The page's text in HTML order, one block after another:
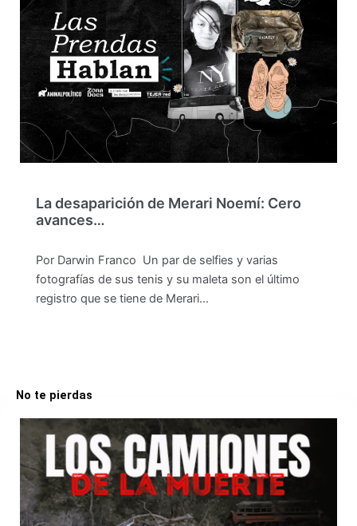
La desaparición de Merari Noemí: Cero
avances…
Por Darwin Franco Un par de selfies y varias
fotografías de sus tenis y su maleta son el último
registro que se tiene de Merari…
No te pierdas